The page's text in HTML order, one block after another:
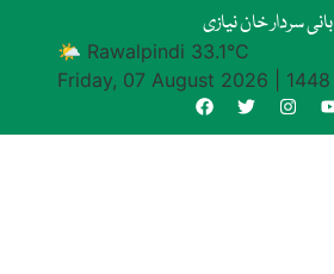
بانی سردار خان نیازی
🌤 Rawalpindi 33.1°C
Friday, 07 August 2026